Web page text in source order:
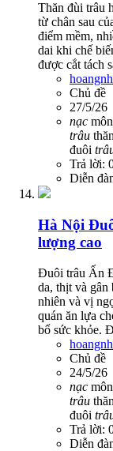
Thăn đùi trâu
từ chân sau
điểm mềm,
dai khi chế
được cắt tách
Chủ đề
27/5/26
nạc
trâu thăn
đuôi
Trả lời:
Diễn
Hà Nội
lượng cao
Đuôi trâu Ấn
da, thịt và
nhiên và vị
quán ăn lựa
bổ sức khỏe.
Chủ đề
24/5/26
nạc
trâu thăn
đuôi
Trả lời:
Diễn